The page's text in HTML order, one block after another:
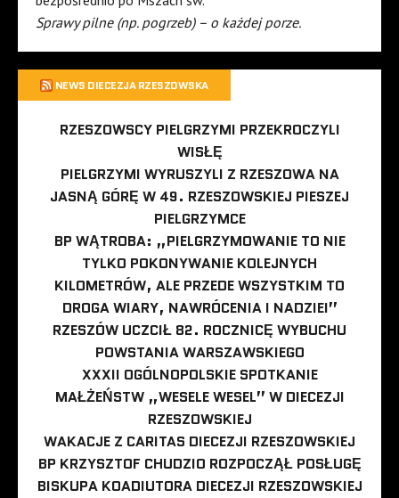
Sprawy pilne (np. pogrzeb) – o każdej porze.
NEWS DIECEZJA RZESZOWSKA
RZESZOWSCY PIELGRZYMI PRZEKROCZYLI
WISŁĘ
PIELGRZYMI WYRUSZYLI Z RZESZOWA NA
JASNĄ GÓRĘ W 49. RZESZOWSKIEJ PIESZEJ
PIELGRZYMCE
BP WĄTROBA: „PIELGRZYMOWANIE TO NIE
TYLKO POKONYWANIE KOLEJNYCH
KILOMETRÓW, ALE PRZEDE WSZYSTKIM TO
DROGA WIARY, NAWRÓCENIA I NADZIEI”
RZESZÓW UCZCIŁ 82. ROCZNICĘ WYBUCHU
POWSTANIA WARSZAWSKIEGO
XXXII OGÓLNOPOLSKIE SPOTKANIE
MAŁŻEŃSTW „WESELE WESEL” W DIECEZJI
RZESZOWSKIEJ
WAKACJE Z CARITAS DIECEZJI RZESZOWSKIEJ
BP KRZYSZTOF CHUDZIO ROZPOCZĄŁ POSŁUGĘ
BISKUPA KOADIUTORA DIECEZJI RZESZOWSKIEJ